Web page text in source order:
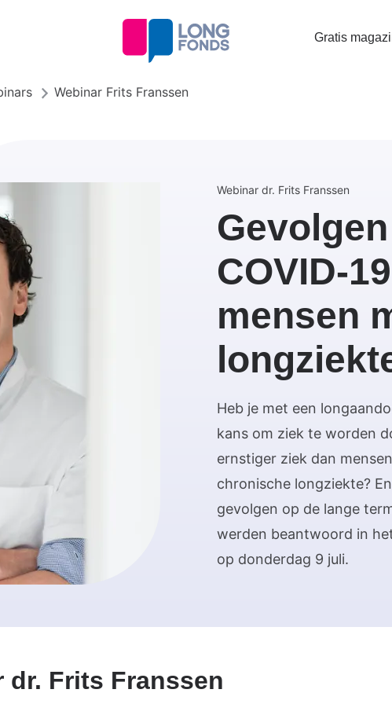
Gratis
Webinar Frits Franssen
Webinar dr. Frits Franssen
COVID-
mensen
Heb je met een
kans om ziek te worden
ernstiger ziek dan
chronische longziekte?
gevolgen op de lange
werden beantwoord in
op donderdag 9 juli.
dr. Frits Franssen